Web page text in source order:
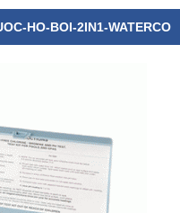
HO-BOI-2IN1-WATERCO